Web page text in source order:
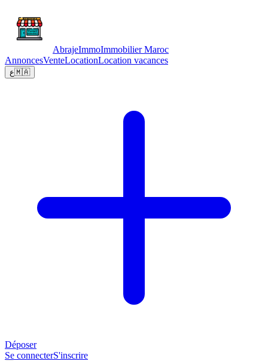
AbrajeImmoImmobilier Maroc
AnnoncesVenteLocationLocation vacances
ع🇲🇦
Déposer
Se connecterS'inscrire